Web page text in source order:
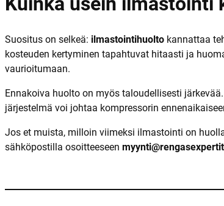
Suositus on selkeä: ilmastointihuolto kannattaa
kosteuden kertyminen tapahtuvat hitaasti ja
vaurioitumaan.
Ennakoiva huolto on myös taloudellisesti
järjestelmä voi johtaa kompressorin
Jos et muista, milloin viimeksi ilmastointi on
sähköpostilla osoitteeseen